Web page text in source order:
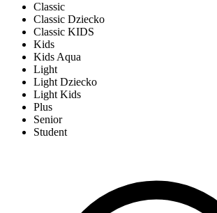
Classic
Classic Dziecko
Classic KIDS
Kids
Kids Aqua
Light
Light Dziecko
Light Kids
Plus
Senior
Student